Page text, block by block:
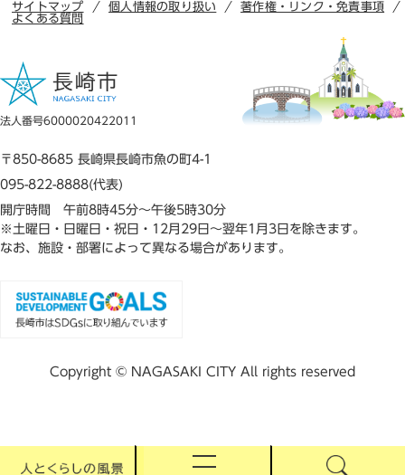
サイトマップ 個人情報の取り扱い
著作権・リンク・免責事項
よくある質問
法人番号6000020422011
〒850-8685 長崎県長崎市魚の町4-1
095-822-8888(代表)
開庁時間 午前8時45分～午後5時30分
※土曜日・日曜日・祝日・12月29日～翌年1月3日を除きます。
なお、施設・部署によって異なる場合があります。
Copyright © NAGASAKI CITY All rights reserved